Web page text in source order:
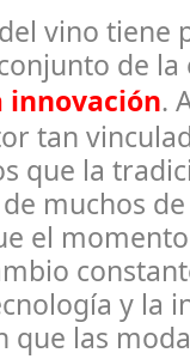
vino tiene
de la
innovación.
tan
que la
muchos
el
y la
las